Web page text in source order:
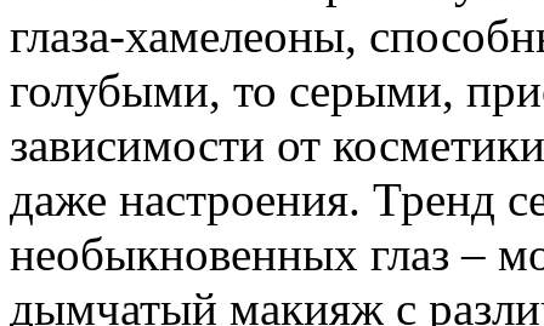
глаза-хамелеоны,
голубыми, то серыми,
зависимости от
даже настроения. Тренд
необыкновенных глаз –
дымчатый макияж с